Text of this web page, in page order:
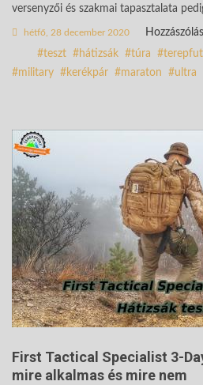
versenyzői és szakmai tapasztalata
hétfő, 28 december 2020
teszt hátizsák túra
military
kerékpár maraton ultra
First Tactical Specialist 3-
mire alkalmas és mire nem